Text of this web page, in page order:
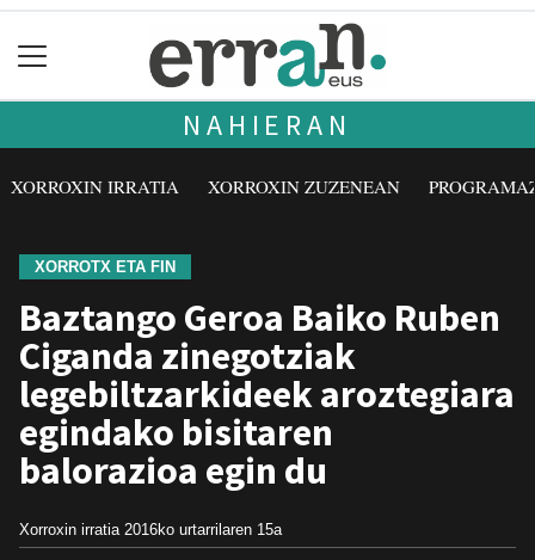
NAHIERAN
XORROXIN IRRATIA XORROXIN ZUZENEAN
XORROTX ETA FIN
Baztango Geroa Baiko Ruben
Ciganda zinegotziak
legebiltzarkideek aroztegiara
egindako bisitaren
balorazioa egin du
Xorroxin irratia 2016ko urtarrilaren 15a